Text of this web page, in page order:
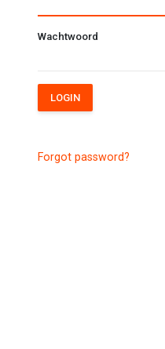
Wachtwoord
LOGIN
Forgot password?